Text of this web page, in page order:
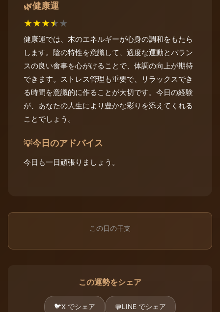
🌿健康運
★★★★★
健康運では、木のエネルギーが心身の調和をもたら
します。陰の特性を意識して、適度な運動とバラン
スの良い食事を心がけることで、体調の向上が期待
できます。ストレス管理も重要で、リラックスでき
る時間を意識的に作ることが大切です。今日の経験
が、あなたの人生により豊かな彩りを添えてくれる
ことでしょう。
💡今日のアドバイス
今日も一日頑張りましょう。
この日の干支
この運勢をシェア
🐦X でシェア 💬LINE でシェア